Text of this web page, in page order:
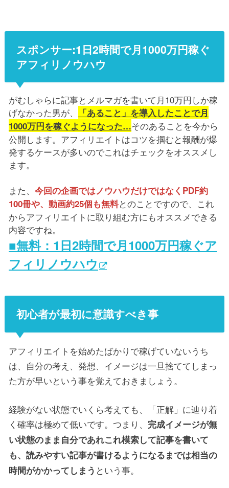
スポンサー:1日2時間で月1000万円稼ぐ
アフィリノウハウ
がむしゃらに記事とメルマガを書いて月10万円しか稼
げなかった男が、
「あること」を導入したことで月
1000万円を稼ぐようになった…そのあることを今から
公開します。アフィリエイトはコツを掴むと報酬が爆
発するケースが多いのでこれはチェックをオススメし
ます。
また、 今回の企画ではノウハウだけではなくPDF約
100冊や、動画約25個も無料とのことですので、これ
からアフィリエイトに取り組む方にもオススメできる
内容ですね。
■無料：1日2時間で月1000万円稼ぐア
フィリノウハウ
初心者が最初に意識すべき事
アフィリエイトを始めたばかりで稼げていないうち
は、自分の考え、発想、イメージは一旦捨ててしまっ
た方が早いという事を覚えておきましょう。
経験がない状態でいくら考えても、「正解」に辿り着
く確率は極めて低いです。つまり、 完成イメージが無
い状態のまま自分であれこれ模索して記事を書いて
も、読みやすい記事が書けるようになるまでは相当の
時間がかかってしまう という事。